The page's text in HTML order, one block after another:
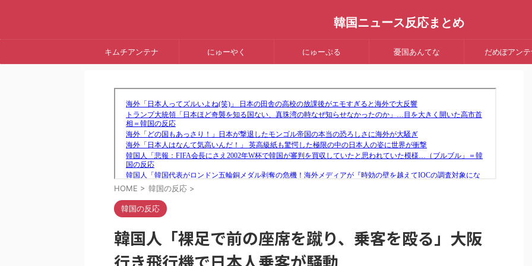
韓国ニュース反応まとめ
キムチアンテナ にゅーやく にゅーぷる 憂国あんてな だめぽアンテ
HOME > 韓国の反応 >
韓国の反応
韓国人「裸足で前の座席を蹴り、乗客を殴る」大阪